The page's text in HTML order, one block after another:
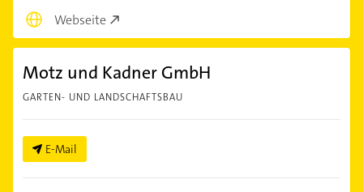
Webseite
Motz und Kadner GmbH
GARTEN- UND LANDSCHAFTSBAU
E-Mail